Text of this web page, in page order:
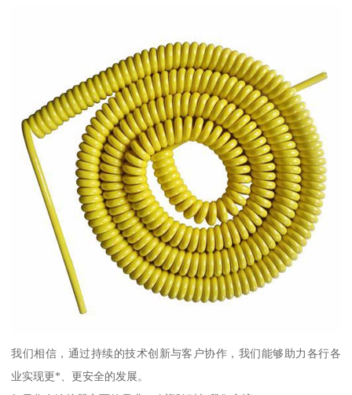
我们相信，通过持续的技术创新与客户协作，我们能够助力各行各
业实现更*、更安全的发展。